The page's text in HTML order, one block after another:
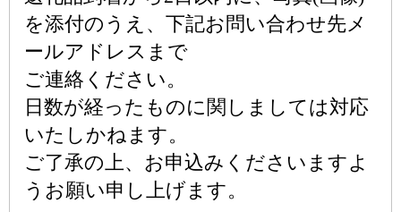
を添付のうえ、下記お問い合わせ先メ
ールアドレスまで
ご連絡ください。
日数が経ったものに関しましては対応
いたしかねます。
ご了承の上、お申込みくださいますよ
うお願い申し上げます。